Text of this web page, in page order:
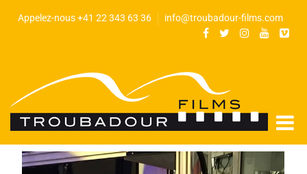
Appelez-nous +41 22 343 63 36 info@troubadour-films.com